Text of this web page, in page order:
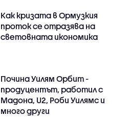
Как кризата в Ормузкия
проток се отразява на
световната икономика
Почина Уилям Орбит -
продуцентът, работил с
Мадона, U2, Роби Уилямс и
много други